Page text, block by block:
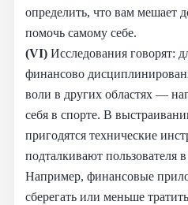
определить, что вам мешает
помочь самому себе.
(VI) Исследования говорят:
финансово
воли в других областях —
себя в спорте. В
пригодятся технические
подталкивают пользователя
Например, финансовые
сберегать или меньше